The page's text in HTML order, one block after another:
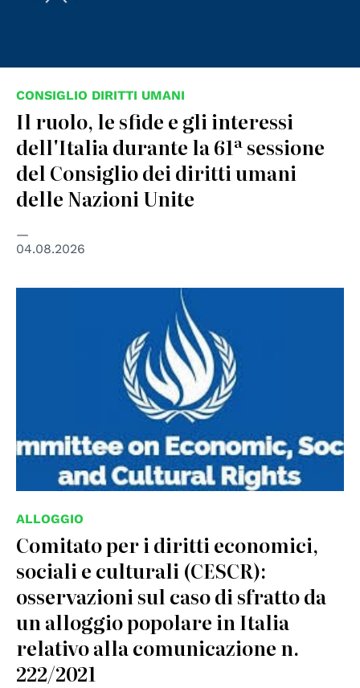
CONSIGLIO DIRITTI UMANI
Il ruolo, le sfide e gli interessi
dell'Italia durante la 61ª sessione
del Consiglio dei diritti umani
delle Nazioni Unite
04.08.2026
ALLOGGIO
Comitato per i diritti economici,
sociali e culturali (CESCR):
osservazioni sul caso di sfratto da
un alloggio popolare in Italia
relativo alla comunicazione n.
222/2021